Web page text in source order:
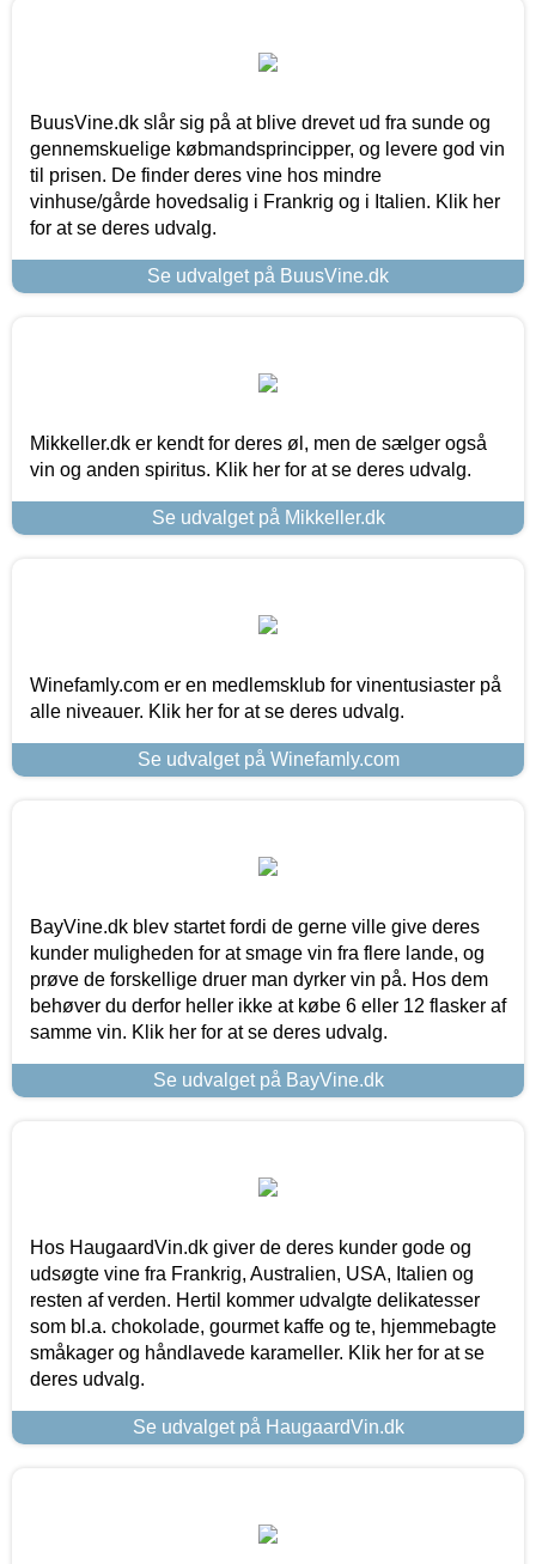
BuusVine.dk slår sig på at blive drevet ud fra sunde og
gennemskuelige købmandsprincipper, og levere god vin
til prisen. De finder deres vine hos mindre
vinhuse/gårde hovedsalig i Frankrig og i Italien. Klik her
for at se deres udvalg.
Se udvalget på BuusVine.dk
Mikkeller.dk er kendt for deres øl, men de sælger også
vin og anden spiritus. Klik her for at se deres udvalg.
Se udvalget på Mikkeller.dk
Winefamly.com er en medlemsklub for vinentusiaster på
alle niveauer. Klik her for at se deres udvalg.
Se udvalget på Winefamly.com
BayVine.dk blev startet fordi de gerne ville give deres
kunder muligheden for at smage vin fra flere lande, og
prøve de forskellige druer man dyrker vin på. Hos dem
behøver du derfor heller ikke at købe 6 eller 12 flasker af
samme vin. Klik her for at se deres udvalg.
Se udvalget på BayVine.dk
Hos HaugaardVin.dk giver de deres kunder gode og
udsøgte vine fra Frankrig, Australien, USA, Italien og
resten af verden. Hertil kommer udvalgte delikatesser
som bl.a. chokolade, gourmet kaffe og te, hjemmebagte
småkager og håndlavede karameller. Klik her for at se
deres udvalg.
Se udvalget på HaugaardVin.dk